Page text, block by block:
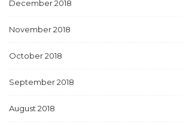
December 2018
November 2018
October 2018
September 2018
August 2018